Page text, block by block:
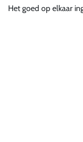
Het goed op elkaar